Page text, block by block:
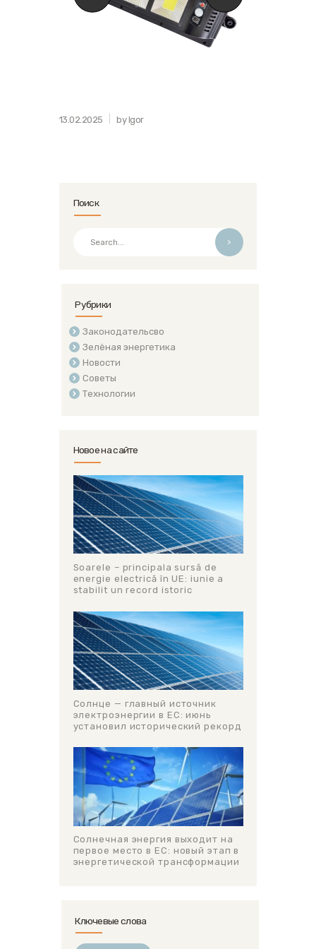
13.02.2025 by Igor
Поиск
>
Рубрики
Законодательсво
Зелёная энергетика
Новости
Советы
Технологии
Новое на сайте
Soarele – principala sursă de
energie electrică în UE: iunie a
stabilit un record istoric
Солнце — главный источник
электроэнергии в ЕС: июнь
установил исторический рекорд
Солнечная энергия выходит на
первое место в ЕС: новый этап в
энергетической трансформации
Ключевые слова